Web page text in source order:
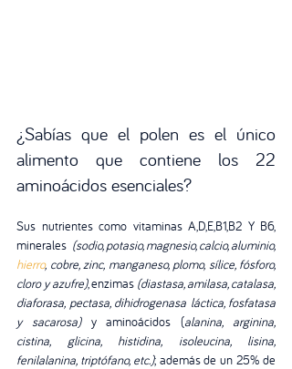
¿Sabías que el polen es el único
alimento que contiene los 22
aminoácidos esenciales?
Sus nutrientes como vitaminas A,D,E,B1,B2 Y B6,
minerales
hierro, cobre, zinc, manganeso, plomo, sílice, fósforo,
cloro y azufre), enzimas (diastasa, amilasa, catalasa,
diaforasa, pectasa, dihidrogenasa láctica, fosfatasa
y sacarosa) y aminoácidos (alanina, arginina,
cistina, glicina, histidina, isoleucina, lisina,
fenilalanina, triptófano, etc.); además de un 25% de